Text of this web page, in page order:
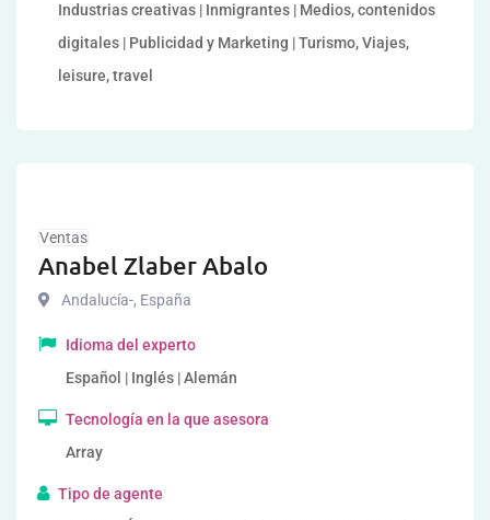
Industrias creativas | Inmigrantes | Medios, contenidos
digitales | Publicidad y Marketing | Turismo, Viajes,
leisure, travel
Ventas
Anabel Zlaber Abalo
Andalucía-, España
Idioma del experto
Español | Inglés | Alemán
Tecnología en la que asesora
Array
Tipo de agente